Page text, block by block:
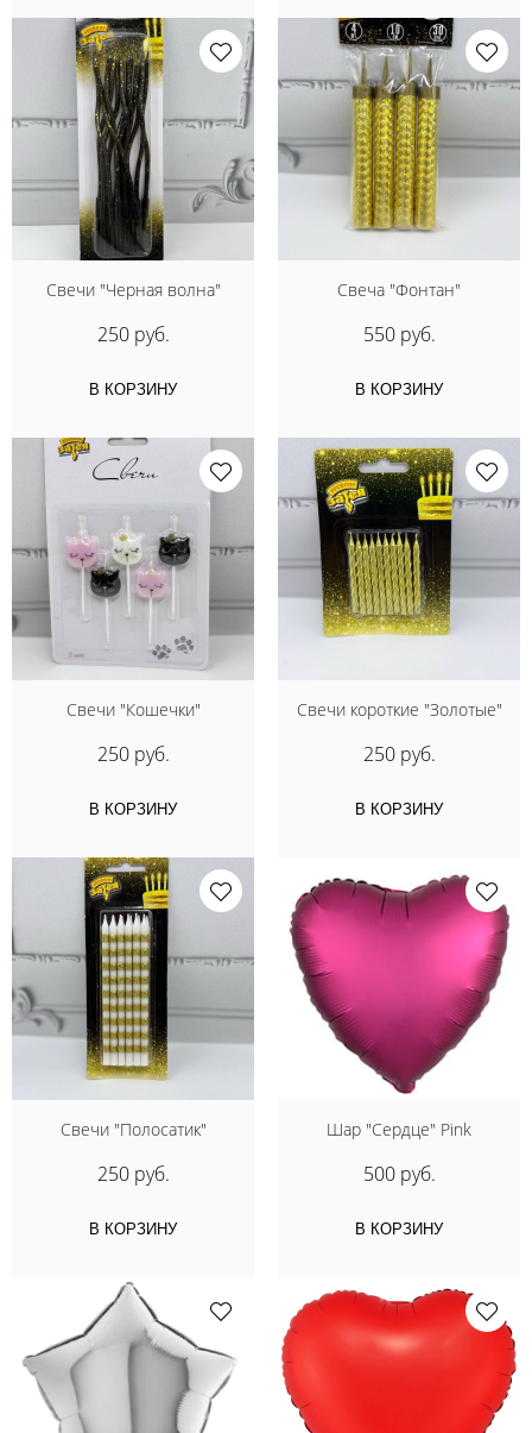
Свечи "Черная волна"
250 руб.
В КОРЗИНУ
Свеча "Фонтан"
550 руб.
В КОРЗИНУ
Свечи "Кошечки"
250 руб.
В КОРЗИНУ
Свечи короткие "Золотые"
250 руб.
В КОРЗИНУ
Свечи "Полосатик"
250 руб.
В КОРЗИНУ
Шар "Сердце" Pink
500 руб.
В КОРЗИНУ